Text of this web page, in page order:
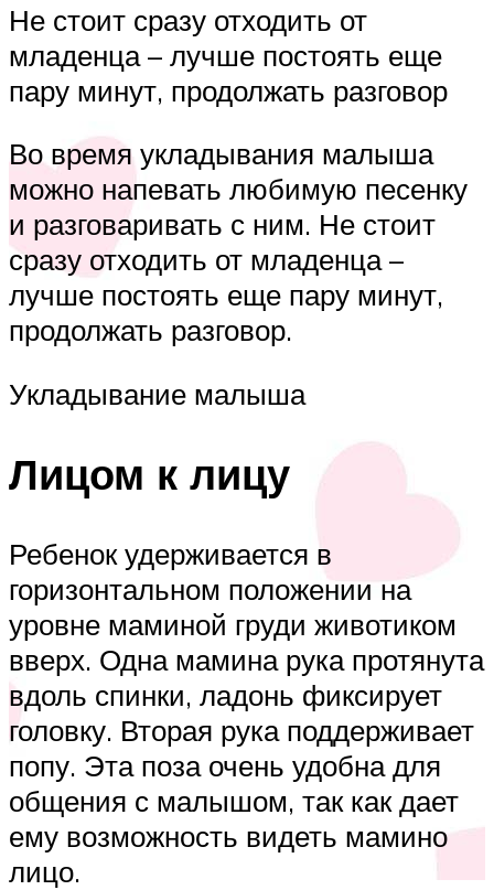
Не стоит сразу отходить от
младенца – лучше постоять еще
пару минут, продолжать разговор
Во время укладывания малыша
можно напевать любимую песенку
и разговаривать с ним. Не стоит
сразу отходить от младенца –
лучше постоять еще пару минут,
продолжать разговор.
Укладывание малыша
Лицом к лицу
Ребенок удерживается в
горизонтальном положении на
уровне маминой груди животиком
вверх. Одна мамина рука протянута
вдоль спинки, ладонь фиксирует
головку. Вторая рука поддерживает
попу. Эта поза очень удобна для
общения с малышом, так как дает
ему возможность видеть мамино
лицо.